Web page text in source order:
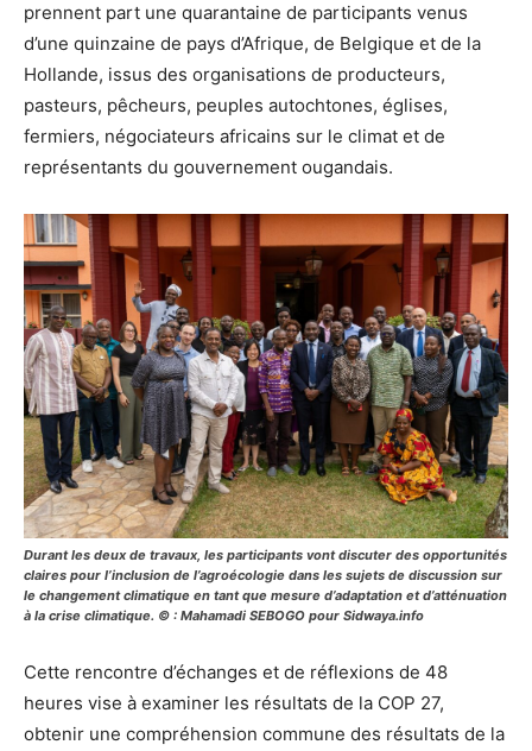
prennent part une quarantaine de participants venus
d’une quinzaine de pays d’Afrique, de Belgique et de la
Hollande, issus des organisations de producteurs,
pasteurs, pêcheurs, peuples autochtones, églises,
fermiers, négociateurs africains sur le climat et de
représentants du gouvernement ougandais.
Durant les deux de travaux, les participants vont discuter des opportunités
claires pour l’inclusion de l’agroécologie dans les sujets de discussion sur
le changement climatique en tant que mesure d’adaptation et d’atténuation
à la crise climatique. © : Mahamadi SEBOGO pour Sidwaya.info
Cette rencontre d’échanges et de réflexions de 48
heures vise à examiner les résultats de la COP 27,
obtenir une compréhension commune des résultats de la